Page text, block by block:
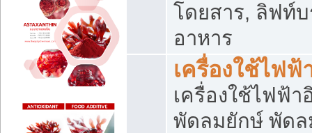
โดยสาร, ลิฟท์
อาหาร
เครื่องใช้ไฟฟ้
เครื่องใช้ไฟฟ้า
พัดลมยักษ์ พัด